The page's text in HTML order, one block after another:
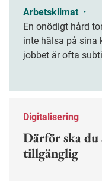
Arbetsklimat •
En onödigt hård
inte hälsa på sina
jobbet är ofta
Digitalisering
Därför ska
tillgänglig